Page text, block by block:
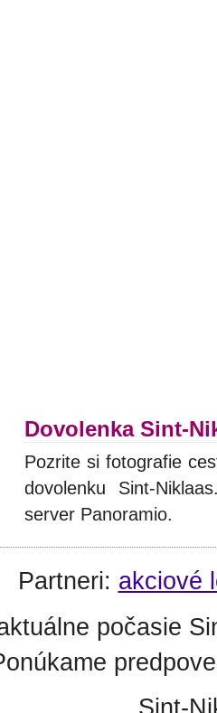
Dovolenka Sint-
Pozrite si fotografie
dovolenku Sint-
server Panoramio.
Partneri: akciové
počasie
Sint-